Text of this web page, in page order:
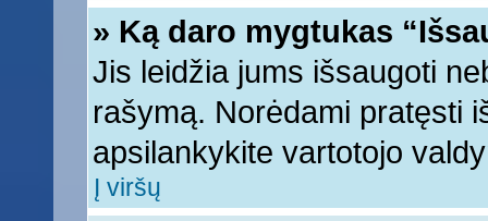
» Ką daro mygtukas
Jis leidžia jums išsaugoti
rašymą. Norėdami pratęsti
apsilankykite vartotojo
Į viršų